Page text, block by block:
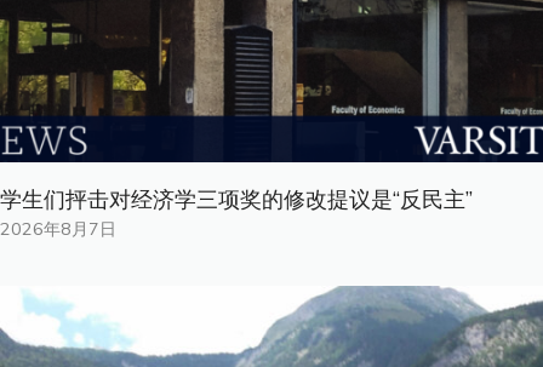
学生们抨击对经济学三项奖的修改提议是“反民主”
2026年8月7日